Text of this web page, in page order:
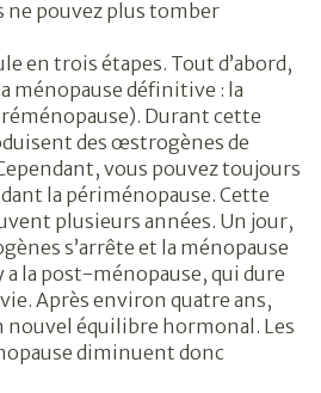
ne pouvez plus tomber
en trois étapes. Tout d’abord,
ménopause définitive : la
Durant cette
des œstrogènes de
vous pouvez toujours
la périménopause. Cette
plusieurs années. Un jour,
s’arrête et la ménopause
la post-ménopause, qui dure
Après environ quatre ans,
équilibre hormonal. Les
diminuent donc